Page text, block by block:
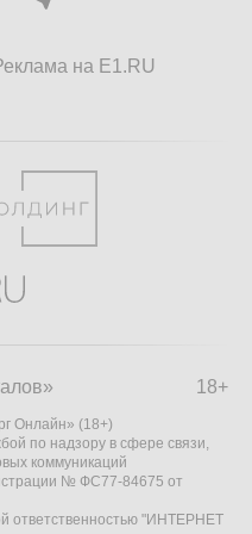
на E1.RU
18+
Онлайн» (18+)
по надзору в сфере связи,
коммуникаций
№ ФС77-84675 от
ответственностью "ИНТЕРНЕТ